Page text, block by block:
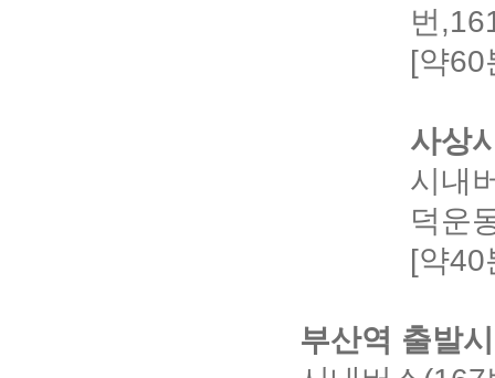
번
[약60
사상
시내
덕운
[약40
부산역 출발시